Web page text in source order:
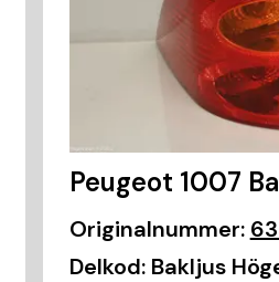
Peugeot 1007
Originalnummer:
Delkod: Bakljus